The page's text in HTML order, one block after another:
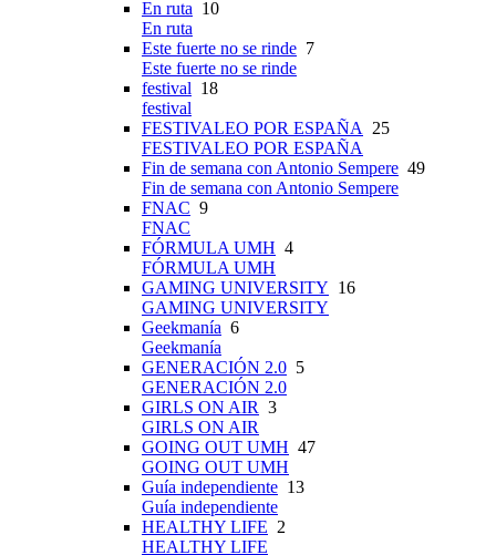
En ruta 10
En ruta
Este fuerte no se rinde 7
Este fuerte no se rinde
festival 18
festival
FESTIVALEO POR ESPAÑA 25
FESTIVALEO POR ESPAÑA
Fin de semana con Antonio Sempere 49
Fin de semana con Antonio Sempere
FNAC 9
FNAC
FÓRMULA UMH 4
FÓRMULA UMH
GAMING UNIVERSITY 16
GAMING UNIVERSITY
Geekmanía 6
Geekmanía
GENERACIÓN 2.0 5
GENERACIÓN 2.0
GIRLS ON AIR 3
GIRLS ON AIR
GOING OUT UMH 47
GOING OUT UMH
Guía independiente 13
Guía independiente
HEALTHY LIFE 2
HEALTHY LIFE